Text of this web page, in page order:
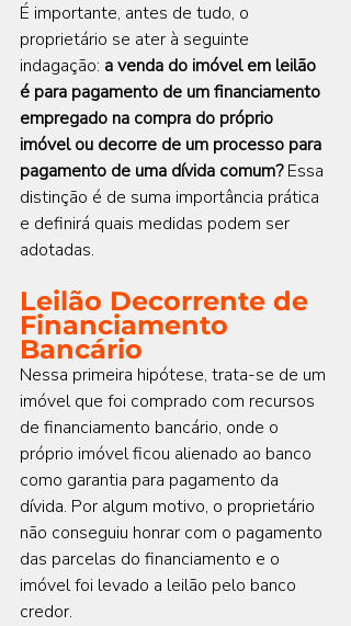
É importante, antes de tudo, o
proprietário se ater à seguinte
indagação: a venda do imóvel em leilão
é para pagamento de um financiamento
empregado na compra do próprio
imóvel ou decorre de um processo para
pagamento de uma dívida comum? Essa
distinção é de suma importância prática
e definirá quais medidas podem ser
adotadas.
Leilão Decorrente de
Financiamento
Bancário
Nessa primeira hipótese, trata-se de um
imóvel que foi comprado com recursos
de financiamento bancário, onde o
próprio imóvel ficou alienado ao banco
como garantia para pagamento da
dívida. Por algum motivo, o proprietário
não conseguiu honrar com o pagamento
das parcelas do financiamento e o
imóvel foi levado a leilão pelo banco
credor.